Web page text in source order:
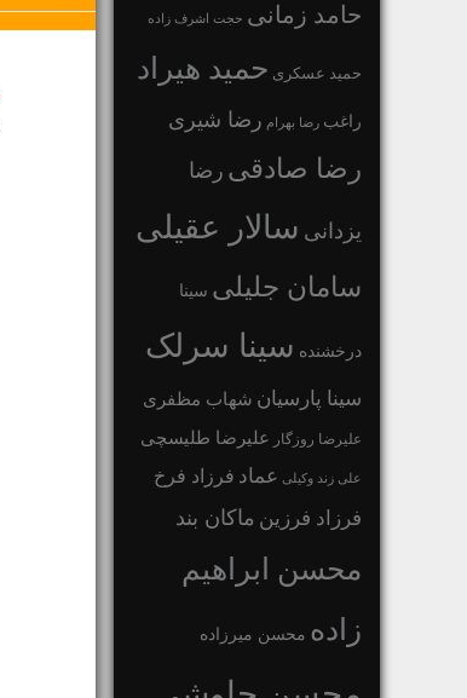
حامد زمانی حجت اشرف زاده
حمید عسکری حمید هیراد
راغب رضا بهرام رضا شیری
رضا صادقی رضا
یزدانی سالار عقیلی
سامان جلیلی سینا
درخشنده سینا سرلک
سینا پارسیان شهاب مظفری
علیرضا روزگار علیرضا طلیسچی
علی زند وکیلی عماد فرزاد فرخ
فرزاد فرزین ماکان بند
محسن ابراهیم
زاده محسن میرزاده